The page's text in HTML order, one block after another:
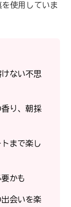
使用していま
ない不思
り、朝採
まで楽し
かも
会いを楽